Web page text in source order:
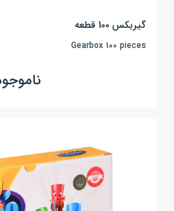
گیربکس 100 قطعه
Gearbox 100 pieces